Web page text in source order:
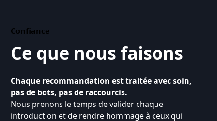
Confiance
Ce que nous faisons
Chaque recommandation est traitée avec soin,
pas de bots, pas de raccourcis.
Nous prenons le temps de valider chaque
introduction et de rendre hommage à ceux qui